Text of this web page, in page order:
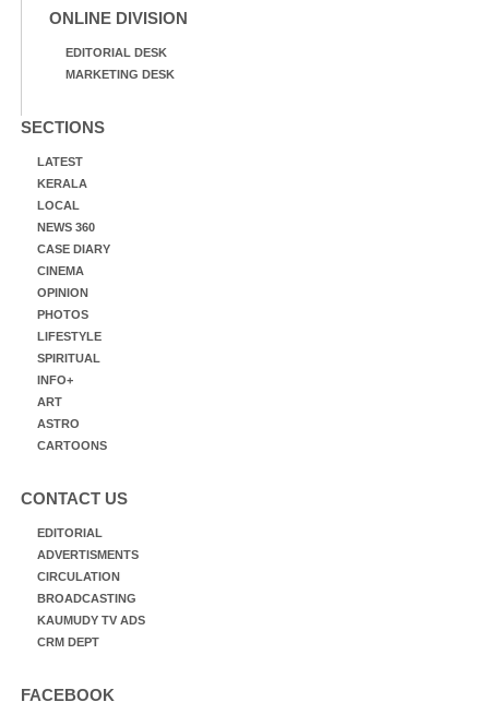
ONLINE DIVISION
EDITORIAL DESK
MARKETING DESK
SECTIONS
LATEST
KERALA
LOCAL
NEWS 360
CASE DIARY
CINEMA
OPINION
PHOTOS
LIFESTYLE
SPIRITUAL
INFO+
ART
ASTRO
CARTOONS
CONTACT US
EDITORIAL
ADVERTISMENTS
CIRCULATION
BROADCASTING
KAUMUDY TV ADS
CRM DEPT
FACEBOOK